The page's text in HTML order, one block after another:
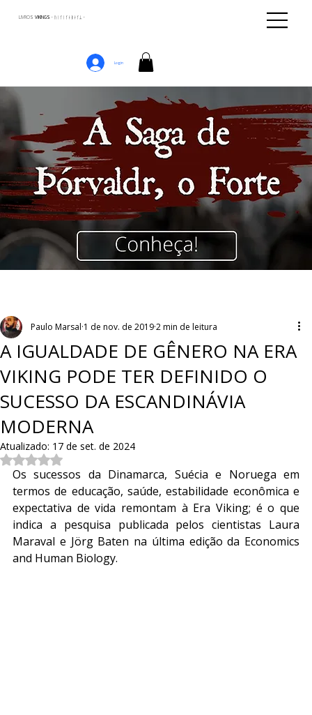
LIVROS VIKINGS · ᚢᛁᚴᛁᚴᛅᛒᛅᚴᛦ ·
Login
A IGUALDADE DE GÊNERO NA ERA
VIKING PODE TER DEFINIDO O
SUCESSO DA ESCANDINÁVIA
MODERNA
Paulo Marsal 1 de nov. de 20192 min de leitura
Atualizado: 17 de set. de 2024
Avaliado com NaN de 5 estrelas.
Os sucessos da Dinamarca, Suécia e Noruega em
termos de educação, saúde, estabilidade econômica e
expectativa de vida remontam à Era Viking; é o que
indica a pesquisa publicada pelos cientistas Laura
Maraval e Jörg Baten na última edição da Economics
and Human Biology.